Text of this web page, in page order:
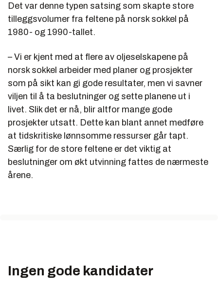
Det var denne typen satsing som skapte store
tilleggsvolumer fra feltene på norsk sokkel på
1980- og 1990-tallet.
– Vi er kjent med at flere av oljeselskapene på
norsk sokkel arbeider med planer og prosjekter
som på sikt kan gi gode resultater, men vi savner
viljen til å ta beslutninger og sette planene ut i
livet. Slik det er nå, blir altfor mange gode
prosjekter utsatt. Dette kan blant annet medføre
at tidskritiske lønnsomme ressurser går tapt.
Særlig for de store feltene er det viktig at
beslutninger om økt utvinning fattes de nærmeste
årene.
Ingen gode kandidater